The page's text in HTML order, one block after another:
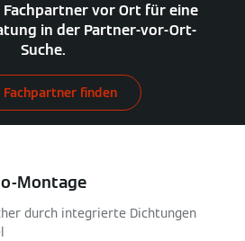
Fachpartner vor Ort für eine
in der Partner-vor-Ort-
Suche.
finden
Montage
durch integrierte Dichtungen